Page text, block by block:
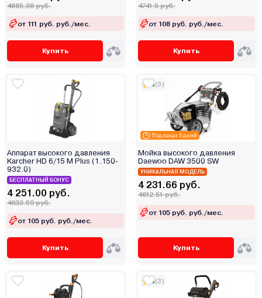
4885.38 руб.
от 111 руб. руб./мес.
Купить
4741.5 руб.
от 108 руб. руб./мес.
Купить
Аппарат высокого давления
Karcher HD 6/15 M Plus (1.150-
932.0)
БЕСПЛАТНЫЙ БОНУС
4 251.00 руб.
4633.59 руб.
от 105 руб. руб./мес.
Купить
Под заказ 5 дней
5(3)
Мойка высокого давления
Daewoo DAW 3500 SW
УНИКАЛЬНАЯ МОДЕЛЬ
4 231.66 руб.
4612.51 руб.
от 105 руб. руб./мес.
Купить
5(3)